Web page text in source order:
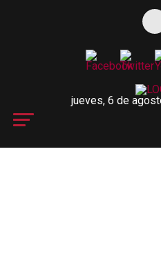
jueves, 6 de